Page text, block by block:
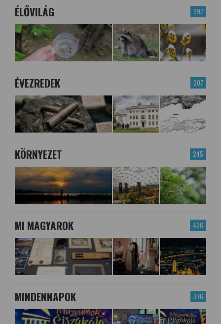
297
ÉLŐVILÁG
207
ÉVEZREDEK
245
KÖRNYEZET
426
MI MAGYAROK
376
MINDENNAPOK